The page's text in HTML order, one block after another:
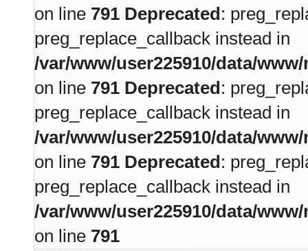
on line 791 Deprecated:
preg_replace_callback instead in
/var/www/user225910/data/
on line 791 Deprecated:
preg_replace_callback instead in
/var/www/user225910/data/
on line 791 Deprecated:
preg_replace_callback instead in
/var/www/user225910/data/
on line 791